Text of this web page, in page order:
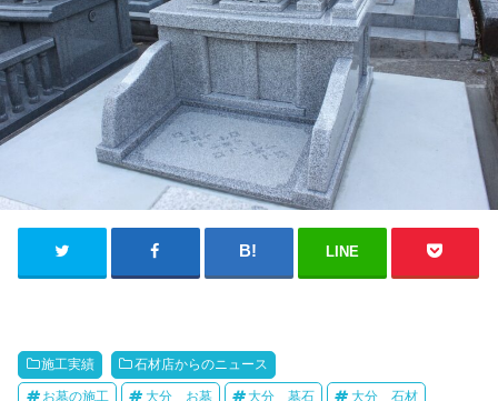
LINE
施工実績 石材店からのニュース
お墓の施工 大分 お墓 大分 墓石 大分 石材